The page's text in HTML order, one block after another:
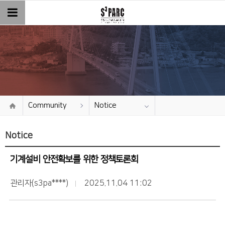
Community Notice
Notice
기계설비 안전확보를 위한 정책토론회
관리자(s3pa****) 2025.11.04 11:02